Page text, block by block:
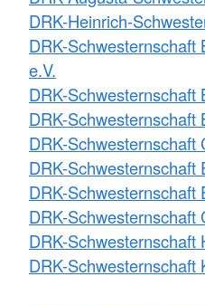
DRK-Heinrich-
DRK-Schwesternschaft
e.V.
DRK-Schwesternschaft
DRK-Schwesternschaft
DRK-Schwesternschaft
DRK-Schwesternschaft
DRK-Schwesternschaft
DRK-Schwesternschaft
DRK-Schwesternschaft
DRK-Schwesternschaft